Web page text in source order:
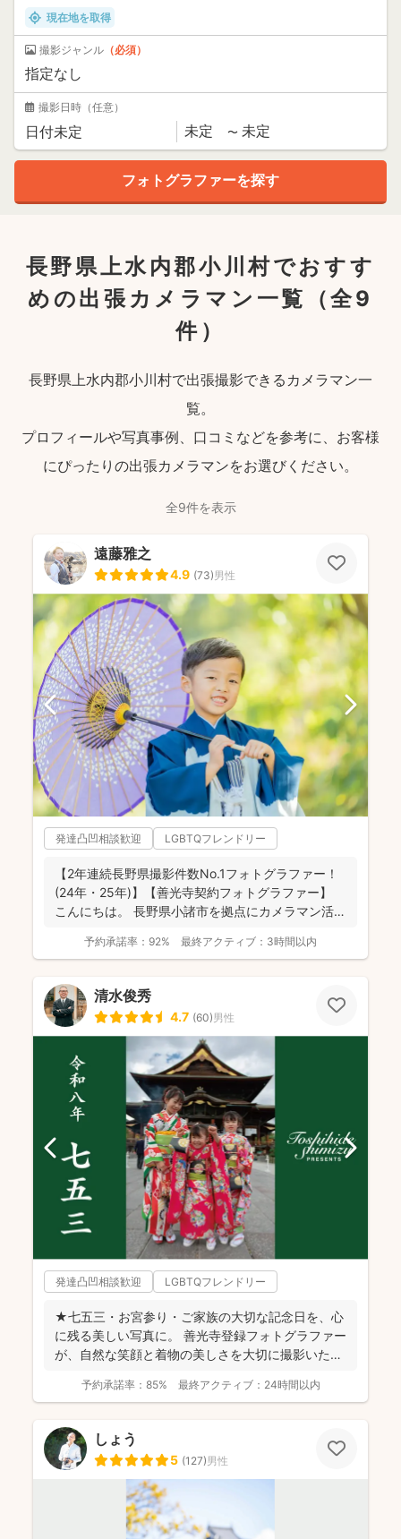
現在地を取得
撮影ジャンル （必須）
撮影日時 （任意）
長野県上水内郡小川村でおすす
めの出張カメラマン一覧
（全9
件）
長野県上水内郡小川村で出張撮影できるカメラマン一
覧。
プロフィールや写真事例、口コミなどを参考に、お客様
にぴったりの出張カメラマンをお選びください。
全9件を表示
遠藤雅之
4.9 (73)男性
発達凸凹相談歓迎 LGBTQフレンドリー
【2年連続長野県撮影件数No.1フォトグラファー！
(24年・25年)】【善光寺契約フォトグラファー】
こんにちは。 長野県小諸市を拠点にカメラマン活
予約承諾率： 92% 最終アクティブ： 3時間以内
清水俊秀
4.7 (60)男性
発達凸凹相談歓迎 LGBTQフレンドリー
★七五三・お宮参り・ご家族の大切な記念日を、心
に残る美しい写真に。 善光寺登録フォトグラファー
が、自然な笑顔と着物の美しさを大切に撮影いたし
予約承諾率： 85% 最終アクティブ： 24時間以内
しょう
5 (127)男性